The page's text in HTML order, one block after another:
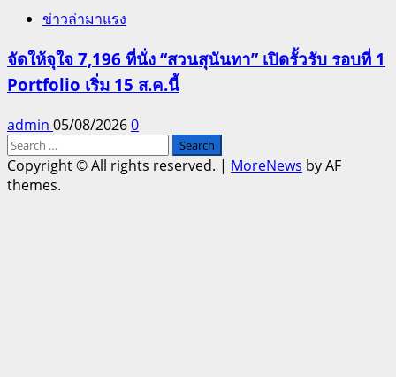
ข่าวล่ามาแรง
จัดให้จุใจ 7,196 ที่นั่ง “สวนสุนันทา” เปิดรั้วรับ รอบที่ 1
Portfolio เริ่ม 15 ส.ค.นี้
admin 05/08/20260
Search
for:
Copyright © All rights reserved. | MoreNews by AF
themes.